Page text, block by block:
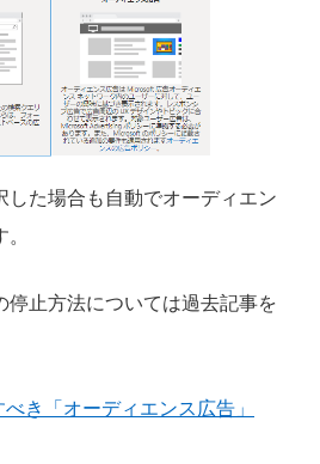
た場合も自動でオーディエン
停止方法については過去記事を
き「オーディエンス広告」